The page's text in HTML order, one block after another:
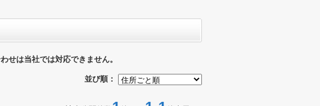
せは当社では対応できません。
並び順：